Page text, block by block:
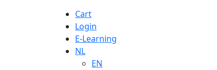
Cart
Login
E-Learning
NL
EN